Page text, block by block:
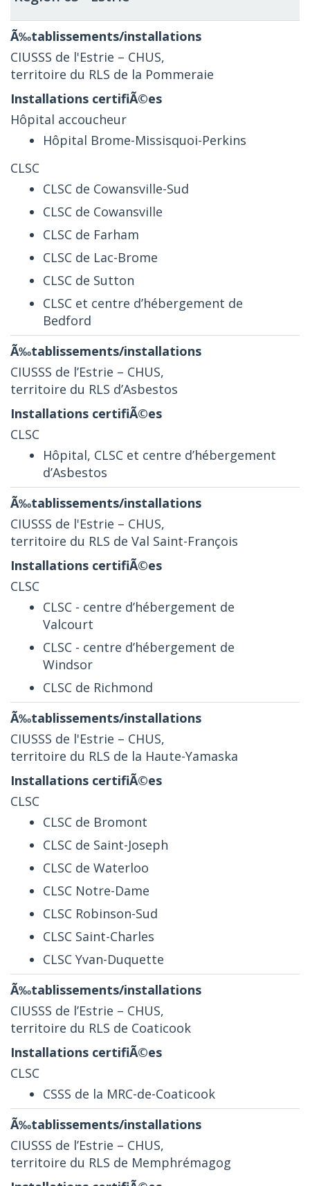
CIUSSS de l'Estrie – CHUS,
territoire du RLS de la Pommeraie
Hôpital accoucheur
Hôpital Brome-Missisquoi-Perkins
CLSC
CLSC de Cowansville-Sud
CLSC de Cowansville
CLSC de Farham
CLSC de Lac-Brome
CLSC de Sutton
CLSC et centre d’hébergement de
Bedford
CIUSSS de l’Estrie – CHUS,
territoire du RLS d’Asbestos
CLSC
Hôpital, CLSC et centre d’hébergement
d’Asbestos
CIUSSS de l'Estrie – CHUS,
territoire du RLS de Val Saint-François
CLSC
CLSC - centre d’hébergement de
Valcourt
CLSC - centre d’hébergement de
Windsor
CLSC de Richmond
CIUSSS de l'Estrie – CHUS,
territoire du RLS de la Haute-Yamaska
CLSC
CLSC de Bromont
CLSC de Saint-Joseph
CLSC de Waterloo
CLSC Notre-Dame
CLSC Robinson-Sud
CLSC Saint-Charles
CLSC Yvan-Duquette
CIUSSS de l’Estrie – CHUS,
territoire du RLS de Coaticook
CLSC
CSSS de la MRC-de-Coaticook
CIUSSS de l’Estrie – CHUS,
territoire du RLS de Memphrémagog